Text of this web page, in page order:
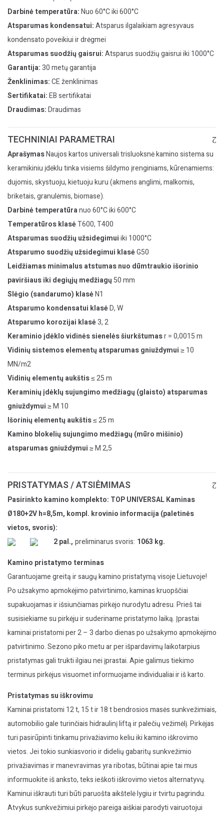
Darbinė temperatūra:Nuo 60°C iki 600°C
Atsparumas kondensatui:Atsparus ilgalaikiam agresyvaus
kondensato poveikiui ir drėgmei
Atsparumas suodžių gaisrui:Atsparus suodžių gaisrui iki 1000°C
Garantija:30 metų garantija
Ženklinimas:CE ženklinimas
Sertifikatai:EB sertifikatai
Draudimas:Draudimas
TECHNINIAI PARAMETRAI
AprašymasNaujos kartos universali trisluoksnė kamino sistema su
keramikiniu įdėklu tinka visiems šildymo įrenginiams, kūrenamiems:
dujomis, skystuoju, kietuoju kuru (akmens anglimi, malkomis,
briketais, granulėmis, biomase).
Darbinė temperatūranuo 60°C iki 600°C
Temperatūros klasėT600, T400
Atsparumas suodžių užsidegimuiiki 1000°C
Atsparumo suodžių užsidegimui klasėG50
Leidžiamas minimalus atstumas nuo dūmtraukio išorinio
paviršiaus iki degiųjų medžiagų 50 mm
Slėgio (sandarumo) klasėN1
Atsparumo kondensatui klasėD, W
Atsparumo korozijai klasė3, 2
Keraminio įdėklo vidinės sienelės šiurkštumasr = 0,0015 m
Vidinių sistemos elementų atsparumas gniuždymui≥ 10
MN/m2
Vidinių elementų aukštis≤ 25 m
Keraminių įdėklų sujungimo medžiagų (glaisto) atsparumas
gniuždymui≥ M 10
Išorinių elementų aukštis≤ 25 m
Kamino blokelių sujungimo medžiagų (mūro mišinio)
atsparumas gniuždymui≥ M 2,5
PRISTATYMAS / ATSIĖMIMAS
Pasirinkto kamino komplekto: TOP UNIVERSAL Kaminas
Ø180+2V h=8,5m, kompl. krovinio informacija (paletinės
vietos, svoris):
2 pal., preliminarus svoris: 1063 kg.
Kamino pristatymo terminas
Garantuojame greitą ir saugų kamino pristatymą visoje Lietuvoje!
Po užsakymo apmokėjimo patvirtinimo, kaminas kruopščiai
supakuojamas ir išsiunčiamas pirkėjo nurodytu adresu. Prieš tai
susisiekiame su pirkėju ir suderiname pristatymo laiką. Įprastai
kaminai pristatomi per 2 – 3 darbo dienas po užsakymo apmokėjimo
patvirtinimo. Sezono piko metu ar per išpardavimų laikotarpius
pristatymas gali trukti ilgiau nei įprastai. Apie galimus tiekimo
terminus pirkėjus visuomet informuojame individualiai ir iš karto.
Pristatymas su iškrovimu
Kaminai pristatomi 12 t, 15 t ir 18 t bendrosios masės sunkvežimiais,
automobilio gale turinčiais hidraulinį liftą ir palečių vežimėlį. Pirkėjas
turi pasirūpinti tinkamu privažiavimo keliu iki kamino iškrovimo
vietos. Jei tokio sunkiasvorio ir didelių gabaritų sunkvežimio
privažiavimas ir manevravimas yra ribotas, būtinai apie tai mus
informuokite iš anksto, teks ieškoti iškrovimo vietos alternatyvų.
Kaminui iškrauti turi būti paruošta aikštelė lygiu ir tvirtu pagrindu.
Atvykus sunkvežimiui pirkėjo pareiga aiškiai parodyti vairuotojui